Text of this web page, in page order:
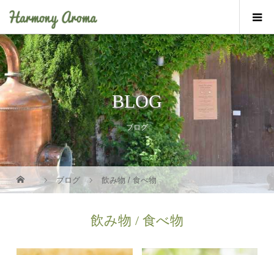
BLOG
ブログ
ブログ 飲み物 / 食べ物
飲み物 / 食べ物